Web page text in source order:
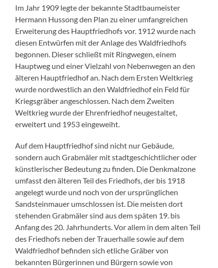
Im Jahr 1909 legte der bekannte Stadtbaumeister
Hermann Hussong den Plan zu einer umfangreichen
Erweiterung des Hauptfriedhofs vor. 1912 wurde nach
diesen Entwürfen mit der Anlage des Waldfriedhofs
begonnen. Dieser schließt mit Ringwegen, einem
Hauptweg und einer Vielzahl von Nebenwegen an den
älteren Hauptfriedhof an. Nach dem Ersten Weltkrieg
wurde nordwestlich an den Waldfriedhof ein Feld für
Kriegsgräber angeschlossen. Nach dem Zweiten
Weltkrieg wurde der Ehrenfriedhof neugestaltet,
erweitert und 1953 eingeweiht.
Auf dem Hauptfriedhof sind nicht nur Gebäude,
sondern auch Grabmäler mit stadtgeschichtlicher oder
künstlerischer Bedeutung zu finden. Die Denkmalzone
umfasst den älteren Teil des Friedhofs, der bis 1918
angelegt wurde und noch von der ursprünglichen
Sandsteinmauer umschlossen ist. Die meisten dort
stehenden Grabmäler sind aus dem späten 19. bis
Anfang des 20. Jahrhunderts. Vor allem in dem alten Teil
des Friedhofs neben der Trauerhalle sowie auf dem
Waldfriedhof befinden sich etliche Gräber von
bekannten Bürgerinnen und Bürgern sowie von